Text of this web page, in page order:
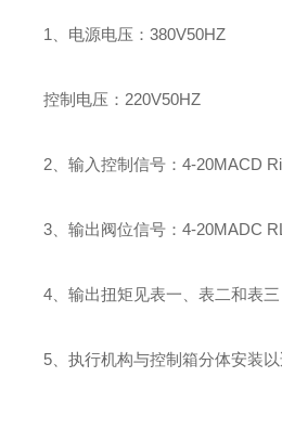
1、电源电压：380V50HZ
控制电压：220V50HZ
2、输入控制信号：4-20MACD
3、输出阀位信号：4-20MADC
4、输出扭矩见表一、表二和表三
5、执行机构与控制箱分体安装